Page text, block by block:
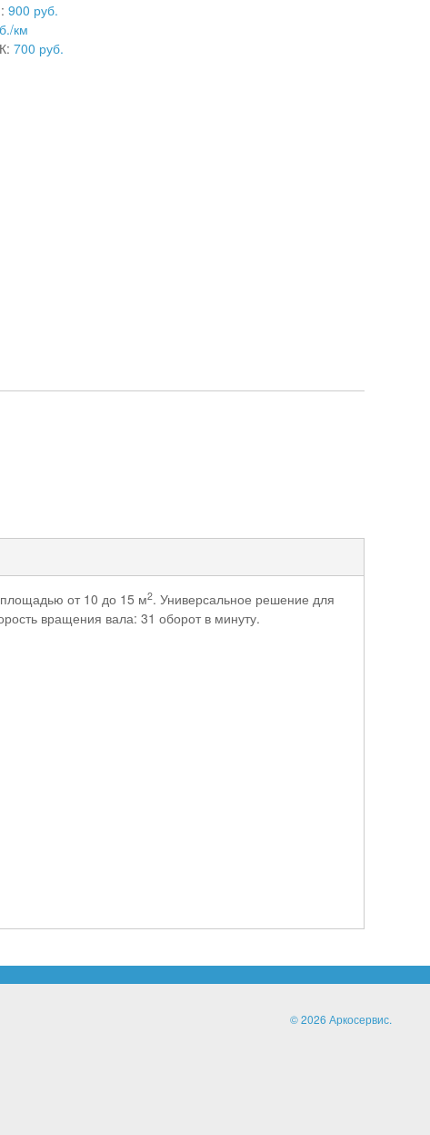
900 руб.
км
700 руб.
площадью от 10 до 15 м2. Универсальное решение для
вращения вала: 31 оборот в минуту.
© 2026 Аркосервис.